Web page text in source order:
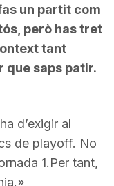
un partit com
però has tret
tant
saps patir.
d’exigir al
de playoff. No
1.Per tant,